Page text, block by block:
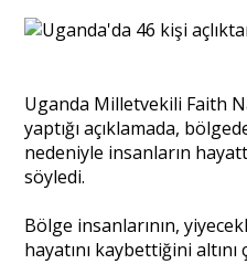
Uganda Milletvekili Faith
yaptığı açıklamada,
nedeniyle insanların
söyledi.
Bölge insanlarının,
hayatını kaybettiğini